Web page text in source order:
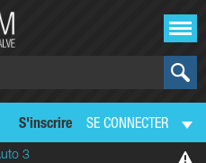
S'inscrire SE CONNECTER
3